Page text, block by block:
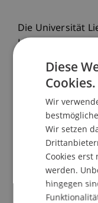
Die Universität
Hochschule der
Sie ist ein
für Begegnung,
und kreativen
geniesst hohes
vernetzt. Lehre
internationalen
allen Ebenen
Universität
Diese
Cookies.
Wir
Wir setzen
Cookies
werden.
hingegen